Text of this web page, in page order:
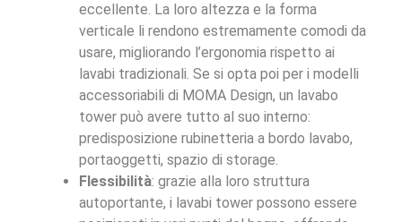
eccellente. La loro altezza e la forma
verticale li rendono estremamente comodi da
usare, migliorando l’ergonomia rispetto ai
lavabi tradizionali. Se si opta poi per i modelli
accessoriabili di MOMA Design, un lavabo
tower può avere tutto al suo interno:
predisposizione rubinetteria a bordo lavabo,
portaoggetti, spazio di storage.
Flessibilità: grazie alla loro struttura
autoportante, i lavabi tower possono essere